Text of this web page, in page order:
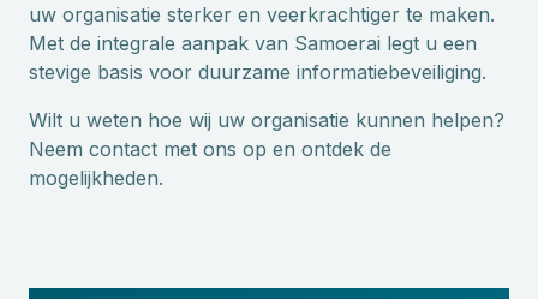
uw organisatie sterker en veerkrachtiger te maken.
Met de integrale aanpak van Samoerai legt u een
stevige basis voor duurzame informatiebeveiliging.
Wilt u weten hoe wij uw organisatie kunnen helpen?
Neem contact met ons op en ontdek de
mogelijkheden.